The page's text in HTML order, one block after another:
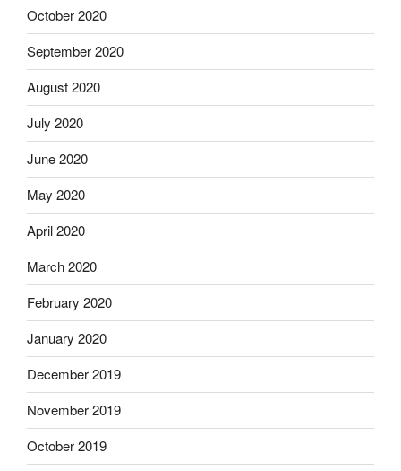
October 2020
September 2020
August 2020
July 2020
June 2020
May 2020
April 2020
March 2020
February 2020
January 2020
December 2019
November 2019
October 2019